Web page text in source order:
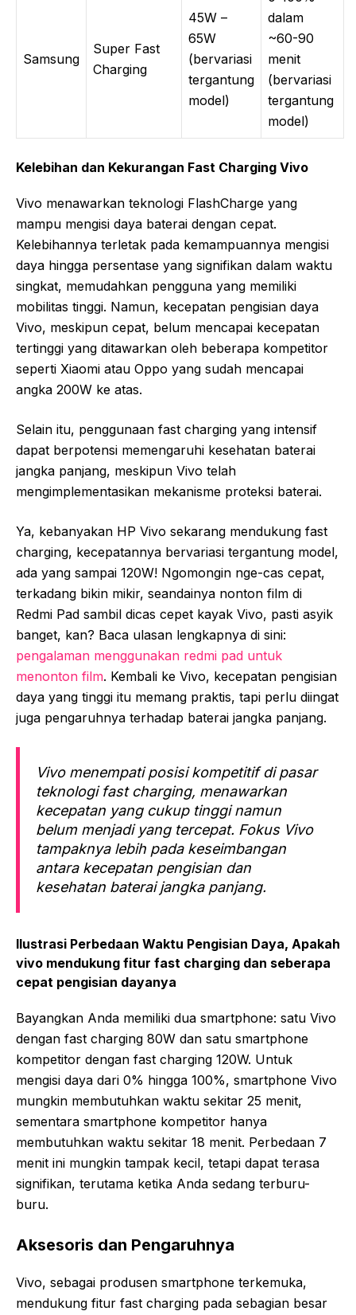
Samsung
Super Fast
Charging
45W –
65W
(bervariasi
tergantung
model)
dalam
~60-90
menit
(bervariasi
tergantung
model)
Kelebihan dan Kekurangan Fast Charging Vivo
Vivo menawarkan teknologi FlashCharge yang
mampu mengisi daya baterai dengan cepat.
Kelebihannya terletak pada kemampuannya mengisi
daya hingga persentase yang signifikan dalam waktu
singkat, memudahkan pengguna yang memiliki
mobilitas tinggi. Namun, kecepatan pengisian daya
Vivo, meskipun cepat, belum mencapai kecepatan
tertinggi yang ditawarkan oleh beberapa kompetitor
seperti Xiaomi atau Oppo yang sudah mencapai
angka 200W ke atas.
Selain itu, penggunaan fast charging yang intensif
dapat berpotensi memengaruhi kesehatan baterai
jangka panjang, meskipun Vivo telah
mengimplementasikan mekanisme proteksi baterai.
Ya, kebanyakan HP Vivo sekarang mendukung fast
charging, kecepatannya bervariasi tergantung model,
ada yang sampai 120W! Ngomongin nge-cas cepat,
terkadang bikin mikir, seandainya nonton film di
Redmi Pad sambil dicas cepet kayak Vivo, pasti asyik
banget, kan? Baca ulasan lengkapnya di sini:
pengalaman menggunakan redmi pad untuk
menonton film. Kembali ke Vivo, kecepatan pengisian
daya yang tinggi itu memang praktis, tapi perlu diingat
juga pengaruhnya terhadap baterai jangka panjang.
Vivo menempati posisi kompetitif di pasar
teknologi fast charging, menawarkan
kecepatan yang cukup tinggi namun
belum menjadi yang tercepat. Fokus Vivo
tampaknya lebih pada keseimbangan
antara kecepatan pengisian dan
kesehatan baterai jangka panjang.
Ilustrasi Perbedaan Waktu Pengisian Daya, Apakah
vivo mendukung fitur fast charging dan seberapa
cepat pengisian dayanya
Bayangkan Anda memiliki dua smartphone: satu Vivo
dengan fast charging 80W dan satu smartphone
kompetitor dengan fast charging 120W. Untuk
mengisi daya dari 0% hingga 100%, smartphone Vivo
mungkin membutuhkan waktu sekitar 25 menit,
sementara smartphone kompetitor hanya
membutuhkan waktu sekitar 18 menit. Perbedaan 7
menit ini mungkin tampak kecil, tetapi dapat terasa
signifikan, terutama ketika Anda sedang terburu-
buru.
Aksesoris dan Pengaruhnya
Vivo, sebagai produsen smartphone terkemuka,
mendukung fitur fast charging pada sebagian besar